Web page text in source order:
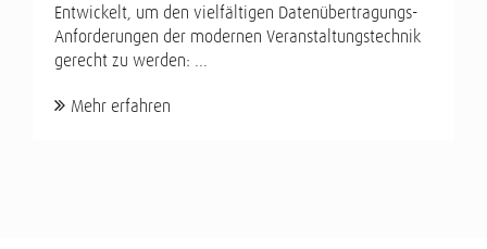
Entwickelt, um den vielfältigen Datenübertragungs-
Anforderungen der modernen Veranstaltungstechnik
gerecht zu werden: ...
Mehr erfahren